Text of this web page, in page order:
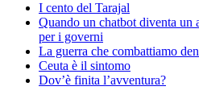
I cento del Tarajal
Quando un chatbot diventa un
per i governi
La guerra che combattiamo
Ceuta è il sintomo
Dov’è finita l’avventura?